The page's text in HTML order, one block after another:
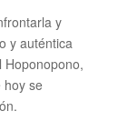
y
y auténtica
Hoponopono,
se